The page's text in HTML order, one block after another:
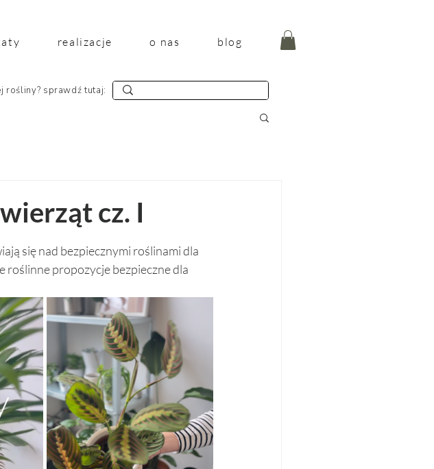
realizacje o nas blog
rośliny? sprawdź tutaj:
cz. I
się nad bezpiecznymi roślinami dla
roślinne propozycje bezpieczne dla